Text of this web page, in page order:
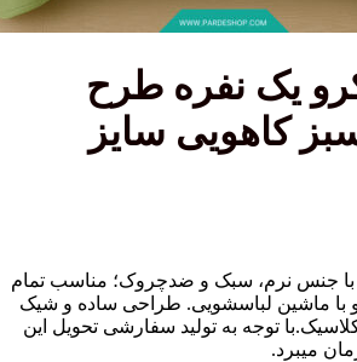
نفره طرح
سایز
سبک و ضدچروک؛ مناسب تمام
طراحی ساده و شیک
به تولید سفارشی تحویل این